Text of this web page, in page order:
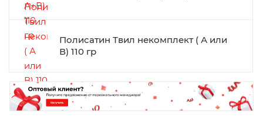
Полисатин Твил некомплект ( А или
В) 110 гр